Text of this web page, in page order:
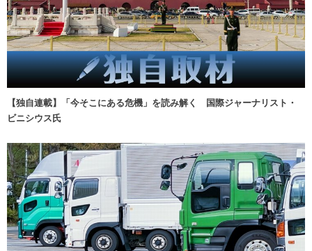
【独自連載】「今そこにある危機」を読み解く 国際ジャーナリスト・
ビニシウス氏